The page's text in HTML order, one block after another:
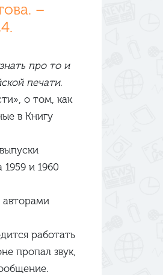
–
про то и
печати.
о том, как
в Книгу
и 1960
авторами
работать
пропал звук,